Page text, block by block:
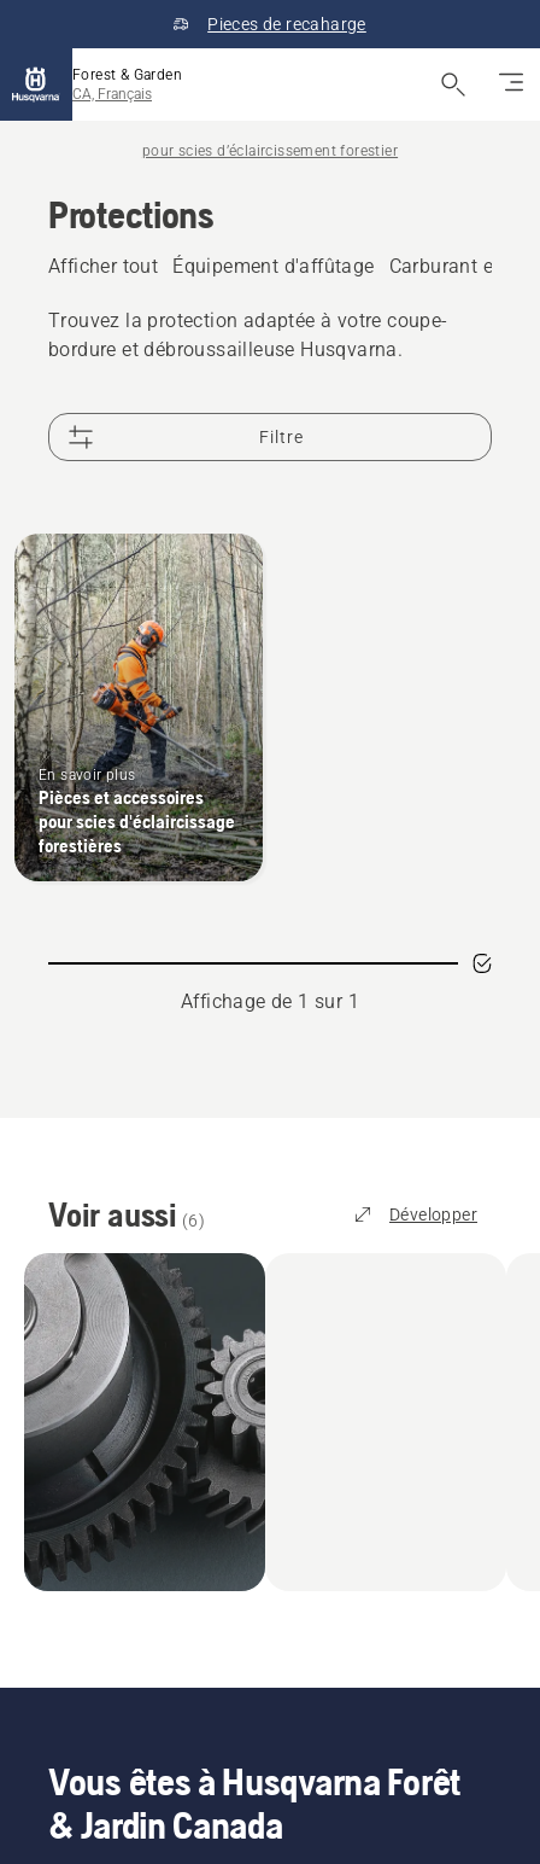
Pieces de recaharge
Forest & Garden
CA, Français
pour scies d’éclaircissement forestier
Protections
Afficher tout Équipement d'affûtage Carburant et
Trouvez la protection adaptée à votre coupe-
bordure et débroussailleuse Husqvarna.
Filtre
All
products
En savoir plus
Pièces et accessoires
pour scies d'éclaircissage
forestières
Affichage de 1 sur 1
Voir aussi (6) Développer
Vous êtes à Husqvarna Forêt
& Jardin Canada